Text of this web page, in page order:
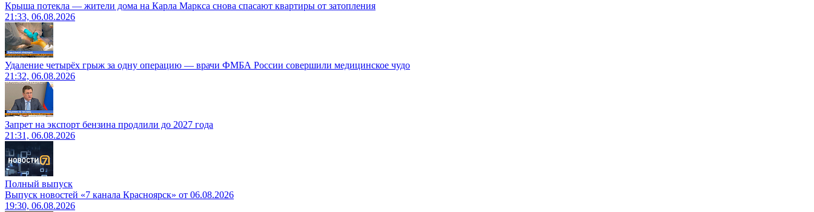
Крыша потекла — жители дома на Карла Маркса снова спасают квартиры от затопления
21:33, 06.08.2026
Удаление четырёх грыж за одну операцию — врачи ФМБА России совершили медицинское чудо
21:32, 06.08.2026
Запрет на экспорт бензина продлили до 2027 года
21:31, 06.08.2026
Полный выпуск
Выпуск новостей «7 канала Красноярск» от 06.08.2026
19:30, 06.08.2026